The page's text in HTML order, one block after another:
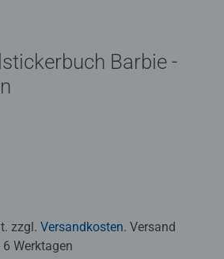
Barbie -
zzgl. Versandkosten. Versand
Werktagen